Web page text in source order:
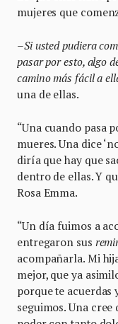
mujeres que
–Si usted pudiera
pasar por esto, algo
camino más fácil a
una de ellas.
“Una cuando pasa
mueres. Una dice
diría que hay que
dentro de ellas. Y
Rosa Emma.
“Un día fuimos a
entregaron sus
acompañarla. Mi
mejor, que ya
porque te acuerdas
seguimos. Una cree